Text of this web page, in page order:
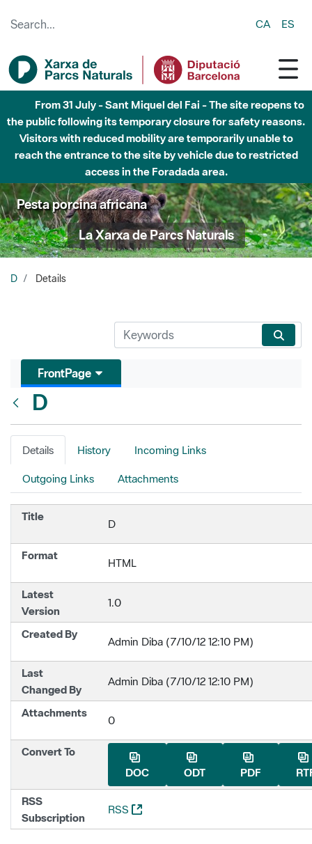
CA ES
From 31 July - Sant Miquel del Fai - The site reopens to
the public following its temporary closure for safety reasons.
Visitors with reduced mobility are temporarily unable to
reach the entrance to the site by vehicle due to restricted
access in the Foradada area.
Pesta porcina africana
La Xarxa de Parcs Naturals
D Details
FrontPage
D
Details History Incoming Links
Outgoing Links Attachments
Title
D
Format
HTML
Latest
Version
1.0
Created By
Admin Diba (7/10/12 12:10 PM)
Last
Changed By
Admin Diba (7/10/12 12:10 PM)
Attachments
0
Convert To
DOC
ODT PDF
RSS
Subscription
RSS (Opens New Window)